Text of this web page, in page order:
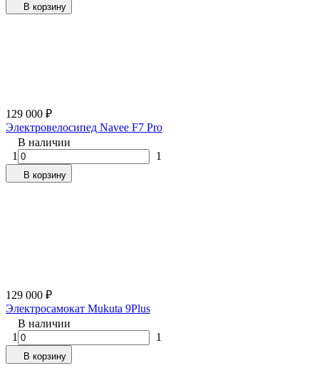
В корзину
129 000 ₽
Электровелосипед Navee F7 Pro
В наличии
1
1
В корзину
129 000 ₽
Электросамокат Mukuta 9Plus
В наличии
1
1
В корзину